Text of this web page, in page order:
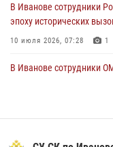
В Иванове сотрудники
эпоху исторических
10 июля 2026, 07:28 1
В Иванове сотрудники